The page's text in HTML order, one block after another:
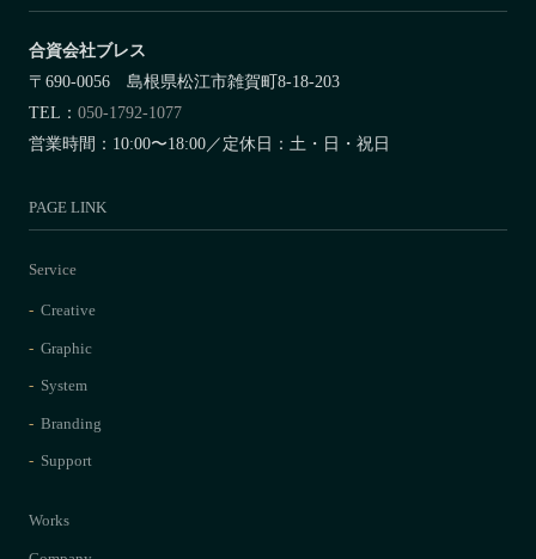
合資会社ブレス
〒690-0056 島根県松江市雑賀町8-18-203
TEL： 050-1792-1077
営業時間：10:00〜18:00／定休日：土・日・祝日
PAGE LINK
Service
Creative
Graphic
System
Branding
Support
Works